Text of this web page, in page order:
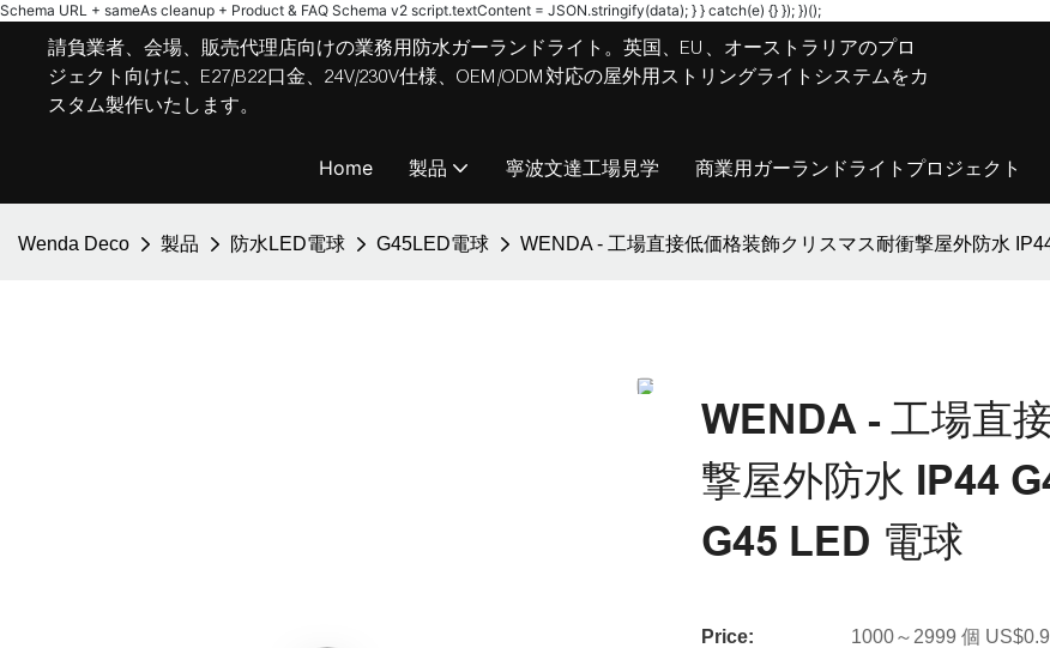
Schema URL + sameAs cleanup + Product & FAQ Schema v2 script.textContent = JSON.stringify(data); } } catch(e) {} }); })();
請負業者、会場、販売代理店向けの業務用防水ガーランドライト。英国、EU、オーストラリアのプロ
ジェクト向けに、E27/B22口金、24V/230V仕様、OEM/ODM対応の屋外用ストリングライトシステムをカ
スタム製作いたします。
Home 製品 寧波文達工場見学 商業用ガーランドライトプロジェクト
Wenda Deco 製品 防水LED電球 G45LED電球 WENDA - 工場直接低価格装飾クリスマス耐衝撃屋外防水
WENDA - 工場直
撃屋外防水 IP44
G45 LED 電球
Price:
1000～2999 個